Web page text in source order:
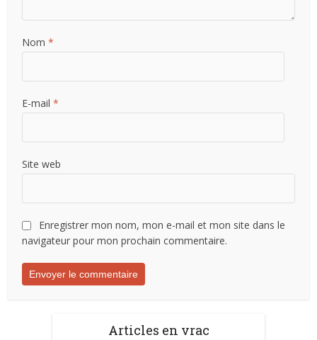
Nom*
E-mail*
Site web
Enregistrer mon nom, mon e-mail et mon site dans le
navigateur pour mon prochain commentaire.
Articles en vrac